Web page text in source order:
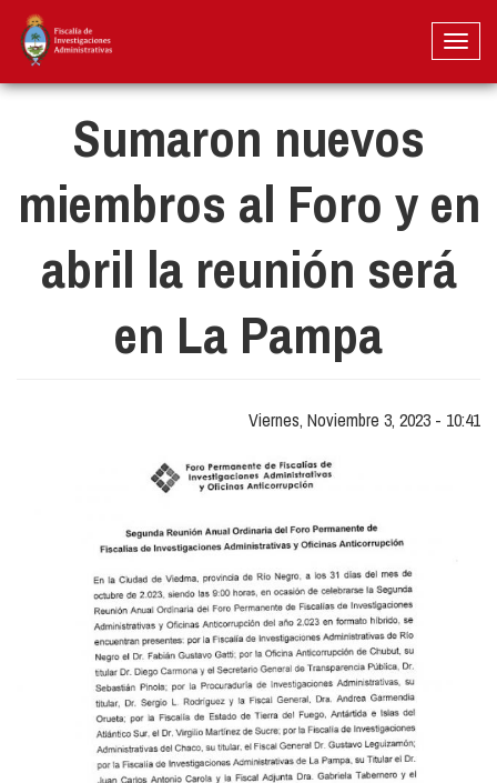
Pasar
contenido
Sumaron nuevos
miembros al Foro y en
abril la reunión será
en La Pampa
Viernes, Noviembre 3, 2023 - 10:41